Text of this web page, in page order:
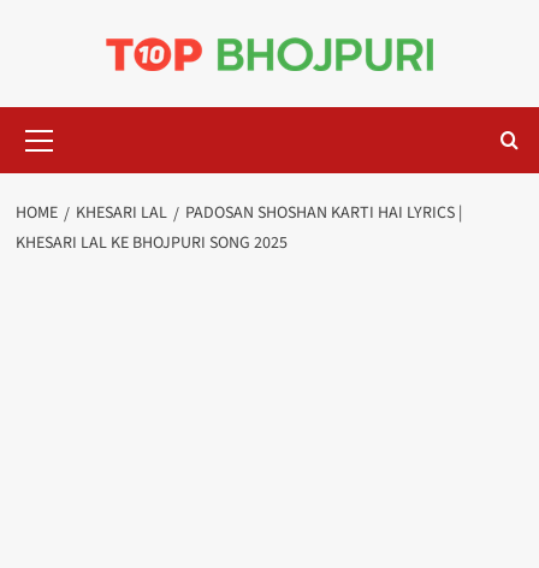
Menu
HOME KHESARI LAL
PADOSAN SHOSHAN KARTI HAI LYRICS |
KHESARI LAL KE BHOJPURI SONG 2025